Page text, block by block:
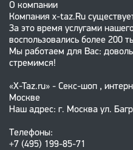
О компании
Компания x-taz.Ru
За это время услугами
воспользовались более 200
Мы работаем для Вас:
стремимся!
«X-Taz.ru» - Секс-шоп ,
Москве
Наш адрес: г. Москва ул.
Телефоны:
+7 (495) 199-85-71